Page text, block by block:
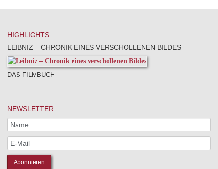
HIGHLIGHTS
LEIBNIZ – CHRONIK EINES VERSCHOLLENEN BILDES
DAS FILMBUCH
NEWSLETTER